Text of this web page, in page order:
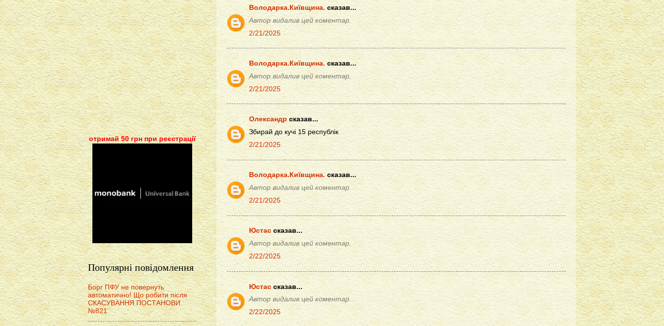
Володарка.Київщина. сказав...
Автор видалив цей коментар.
2/21/2025
Володарка.Київщина. сказав...
Автор видалив цей коментар.
2/21/2025
Олександр сказав...
Збирай до кучі 15 республік
2/21/2025
Володарка.Київщина. сказав...
Автор видалив цей коментар.
2/21/2025
Юстас сказав...
Автор видалив цей коментар.
2/22/2025
Юстас сказав...
Автор видалив цей коментар.
2/22/2025
отримай 50 грн при реєстрації
Популярні повідомлення
Борг ПФУ не повернуть
автоматично! Що робити після
СКАСУВАННЯ ПОСТАНОВИ
№821